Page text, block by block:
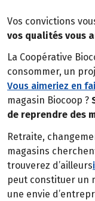
Vos convictions
vos qualités vous
La Coopérative
consommer, un
Vous aimeriez en
magasin Biocoop ?
de reprendre des
Retraite,
magasins
trouverez d’ailleurs
peut constituer un
une envie